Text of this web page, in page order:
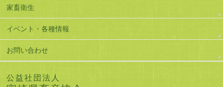
家畜衛生
イベント・各種情報
お問い合わせ
公益社団法人